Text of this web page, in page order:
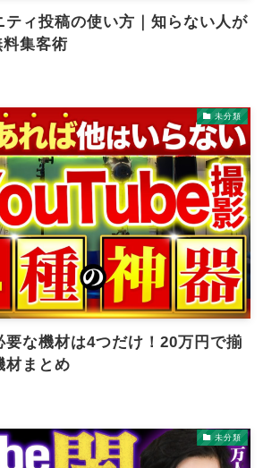
ィ投稿の使い方｜知らない人が
集客術
未分類
な機材は4つだけ！20万円で揃
材まとめ
未分類